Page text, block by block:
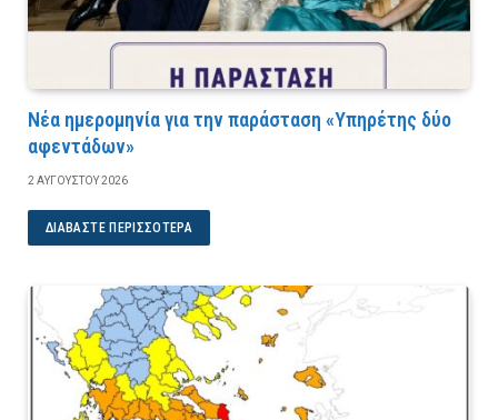
Νέα ημερομηνία για την παράσταση «Υπηρέτης δύο
αφεντάδων»
2 ΑΥΓΟΎΣΤΟΥ 2026
ΔΙΑΒΆΣΤΕ ΠΕΡΙΣΣΌΤΕΡΑ